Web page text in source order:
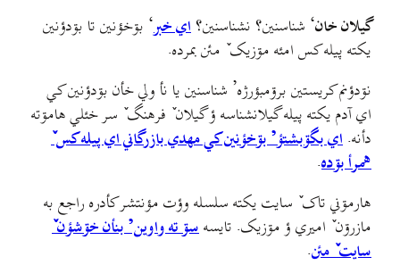
گیلان خان‘ شناسنین؟ نشناسنین؟ اي خبر‘ بۊخؤنین تا بۊدؤنین
یکته پیله کس امئه مۊزيک ٚ مئن بمرده.
نۊدؤنم کریستین برۊمبؤرژه’ شناسنین یا نأ ولي خأن بۊدؤنين کي
اي آدم یکته پیله گیلانشناسه ؤ گیلان ٚ فرهنگ ٚ سر خئلي هامۊته
دأنه. اي بگۊبشتؤ’ بۊخؤنین کي مهدي بازرگاني اي پیله کس ٚ
همرأ بۊده.
هارمۊني تاک ٚ سایت یکته سلسله وؤت مؤنتشر کأدره راجع به
مازرۊن ٚ امیري ؤ مۊزيک. تایسهسۊ ته واوین’ بنأن خۊشؤن ٚ
سایت ٚ مئن.